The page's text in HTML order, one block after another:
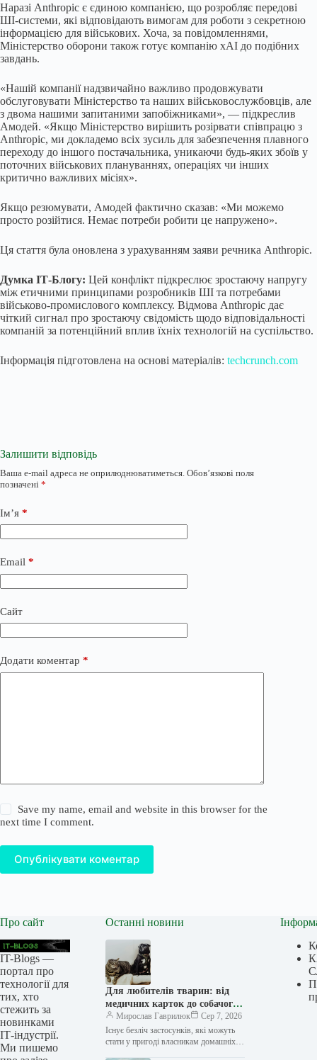
Наразі Anthropic є єдиною компанією, що розробляє передові
ШІ-системи, які відповідають вимогам для роботи з секретною
інформацією для військових. Хоча, за повідомленнями,
Міністерство оборони також готує компанію xAI до подібних
завдань.
«Нашій компанії надзвичайно важливо продовжувати
обслуговувати Міністерство та наших військовослужбовців, але
з двома нашими запитаними запобіжниками», — підкреслив
Амодей. «Якщо Міністерство вирішить розірвати співпрацю з
Anthropic, ми докладемо всіх зусиль для забезпечення плавного
переходу до іншого постачальника, уникаючи будь-яких збоїв у
поточних військових плануваннях, операціях чи інших
критично важливих місіях».
Якщо резюмувати, Амодей фактично сказав: «Ми можемо
просто розійтися. Немає потреби робити це напружено».
Ця стаття була оновлена з урахуванням заяви речника Anthropic.
Думка ІТ-Блогу: Цей конфлікт підкреслює зростаючу напругу
між етичними принципами розробників ШІ та потребами
військово-промислового комплексу. Відмова Anthropic дає
чіткий сигнал про зростаючу свідомість щодо відповідальності
компаній за потенційний вплив їхніх технологій на суспільство.
Інформація підготовлена на основі матеріалів: techcrunch.com
Залишити відповідь
Ваша e-mail адреса не оприлюднюватиметься. Обов’язкові поля
позначені *
Ім’я *
Email *
Сайт
Додати коментар *
Save my name, email and website in this browser for the
next time I comment.
Опублікувати коментар
Про сайт
IT-Blogs —
портал про
технології для
тих, хто
стежить за
новинками
ІТ-індустрії.
Ми пишемо
Останні новини
Для любителів тварин: від
медичних карток до собачого
ТБМирослав Гаврилюк
Сер 7, 2026
Існує безліч застосунків, які можуть
стати у пригоді власникам домашніх